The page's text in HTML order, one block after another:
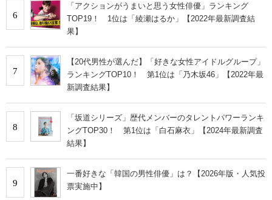
6
「アクションがうまいと思う女性俳優」ランキング
TOP19！ 1位は「綾瀬はるか」【2022年最新調査結
果】
7
【20代男性が選んだ】「好きな女性アイドルグループ」
ランキングTOP10！ 第1位は「乃木坂46」【2022年最
新調査結果】
8
「坂道シリーズ」歴代メンバーのタレントパワーランキ
ングTOP30！ 第1位は「白石麻衣」【2024年最新調査
結果】
9
一番好きな「韓国の男性俳優」は？【2026年版・人気投
票実施中】